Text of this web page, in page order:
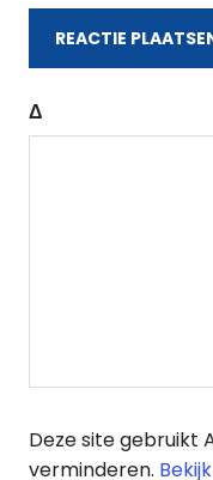
Δ
Deze site gebruikt
verminderen.